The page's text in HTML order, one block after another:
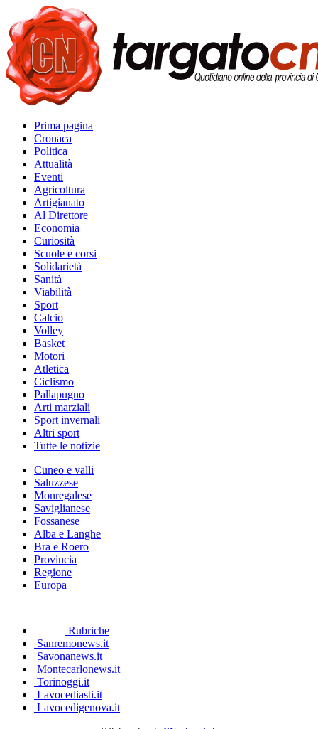
Prima pagina
Cronaca
Politica
Attualità
Eventi
Agricoltura
Artigianato
Al Direttore
Economia
Curiosità
Scuole e corsi
Solidarietà
Sanità
Viabilità
Sport
Calcio
Volley
Basket
Motori
Atletica
Ciclismo
Pallapugno
Arti marziali
Sport invernali
Altri sport
Tutte le notizie
Cuneo e valli
Saluzzese
Monregalese
Saviglianese
Fossanese
Alba e Langhe
Bra e Roero
Provincia
Regione
Europa
Rubriche
Sanremonews.it
Savonanews.it
Montecarlonews.it
Torinoggi.it
Lavocediasti.it
Lavocedigenova.it